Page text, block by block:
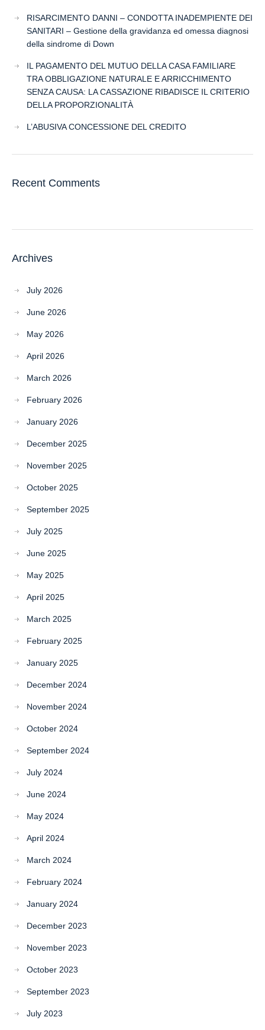
RISARCIMENTO DANNI – CONDOTTA INADEMPIENTE DEI
SANITARI – Gestione della gravidanza ed omessa diagnosi
della sindrome di Down
IL PAGAMENTO DEL MUTUO DELLA CASA FAMILIARE
TRA OBBLIGAZIONE NATURALE E ARRICCHIMENTO
SENZA CAUSA: LA CASSAZIONE RIBADISCE IL CRITERIO
DELLA PROPORZIONALITÀ
L’ABUSIVA CONCESSIONE DEL CREDITO
Recent Comments
Archives
July 2026
June 2026
May 2026
April 2026
March 2026
February 2026
January 2026
December 2025
November 2025
October 2025
September 2025
July 2025
June 2025
May 2025
April 2025
March 2025
February 2025
January 2025
December 2024
November 2024
October 2024
September 2024
July 2024
June 2024
May 2024
April 2024
March 2024
February 2024
January 2024
December 2023
November 2023
October 2023
September 2023
July 2023